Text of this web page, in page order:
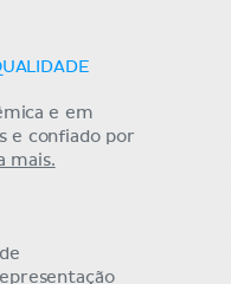
e em
e confiado por
mais.